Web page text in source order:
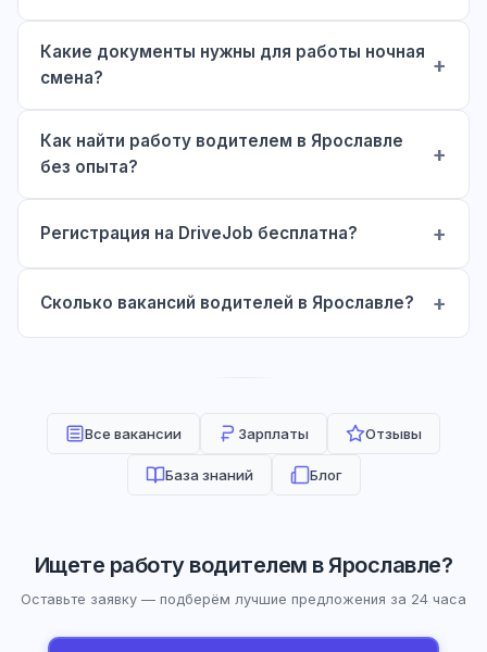
Какие документы нужны для работы ночная
смена?
Как найти работу водителем в Ярославле
без опыта?
Регистрация на DriveJob бесплатна?
Сколько вакансий водителей в Ярославле?
Все вакансии Зарплаты Отзывы
База знаний Блог
Ищете работу водителем в Ярославле?
Оставьте заявку — подберём лучшие предложения за 24 часа